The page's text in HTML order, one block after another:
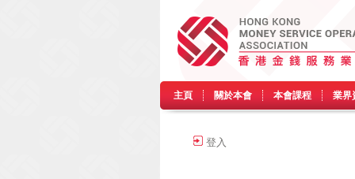
主頁 關於本會 本會課程 業界
登入